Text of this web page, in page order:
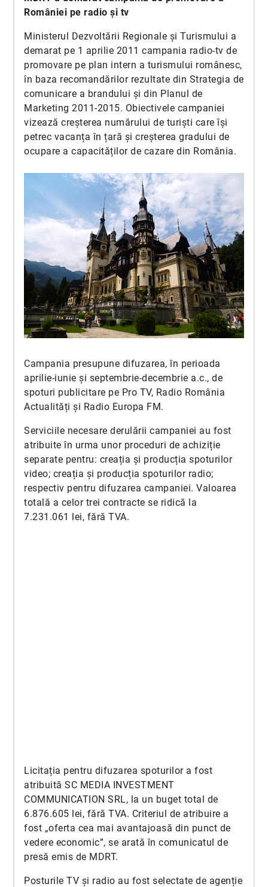
României pe radio și tv
Ministerul Dezvoltării Regionale și Turismului a
demarat pe 1 aprilie 2011 campania radio-tv de
promovare pe plan intern a turismului românesc,
în baza recomandărilor rezultate din Strategia de
comunicare a brandului și din Planul de
Marketing 2011-2015. Obiectivele campaniei
vizează creșterea numărului de turiști care își
petrec vacanța în țară și creșterea gradului de
ocupare a capacităților de cazare din România.
Campania presupune difuzarea, în perioada
aprilie-iunie și septembrie-decembrie a.c., de
spoturi publicitare pe Pro TV, Radio România
Actualități și Radio Europa FM.
Serviciile necesare derulării campaniei au fost
atribuite în urma unor proceduri de achiziție
separate pentru: creația și producția spoturilor
video; creația și producția spoturilor radio;
respectiv pentru difuzarea campaniei. Valoarea
totală a celor trei contracte se ridică la
7.231.061 lei, fără TVA.
Licitația pentru difuzarea spoturilor a fost
atribuită SC MEDIA INVESTMENT
COMMUNICATION SRL, la un buget total de
6.876.605 lei, fără TVA. Criteriul de atribuire a
fost „oferta cea mai avantajoasă din punct de
vedere economic”, se arată în comunicatul de
presă emis de MDRT.
Posturile TV și radio au fost selectate de agenție